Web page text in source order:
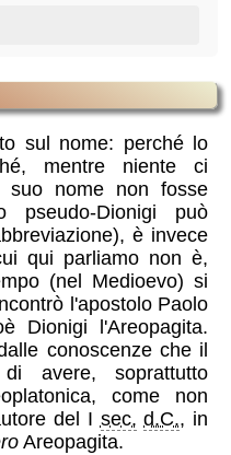
sul nome: perché lo
mentre niente ci
nome non fosse
pseudo-Dionigi può
è invece
qui parliamo non è,
(nel Medioevo) si
l'apostolo Paolo
Dionigi l'Areopagita.
conoscenze che il
avere, soprattutto
come non
del I sec. d.C., in
Areopagita.